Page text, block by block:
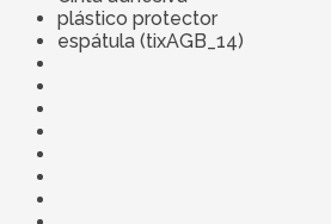
plástico protector
espátula (tixAGB_14)